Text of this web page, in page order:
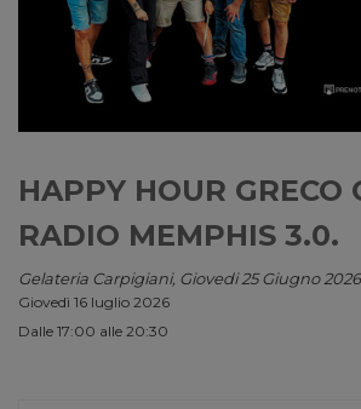
HAPPY HOUR GRECO
RADIO MEMPHIS 3.0.
Gelateria Carpigiani, Giovedi 25 Giugno 2026
Giovedì 16 luglio 2026
Dalle 17:00 alle 20:30